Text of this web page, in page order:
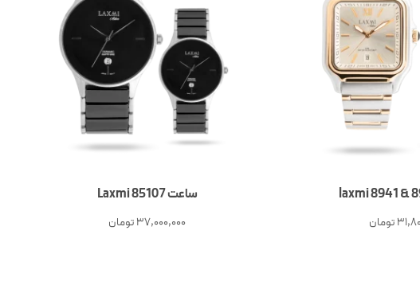
تومان
ساعت Laxmi 85107
37,000,000تومان